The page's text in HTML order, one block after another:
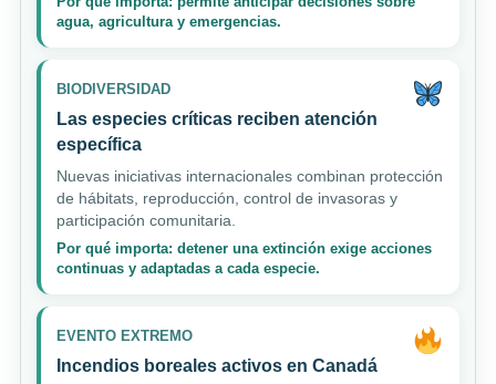
agua, agricultura y emergencias.
BIODIVERSIDAD
Las especies críticas reciben atención
específica
Nuevas iniciativas internacionales combinan protección
de hábitats, reproducción, control de invasoras y
participación comunitaria.
Por qué importa: detener una extinción exige acciones
continuas y adaptadas a cada especie.
EVENTO EXTREMO
Incendios boreales activos en Canadá